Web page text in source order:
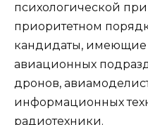
психологической
приоритетном
кандидаты, имеющие
авиационных
дронов,
информационных
радиотехники.